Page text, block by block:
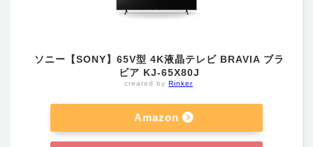
ソニー【SONY】65V型 4K液晶テレビ BRAVIA ブラ
ビア KJ-65X80J
created byRinker
Amazon